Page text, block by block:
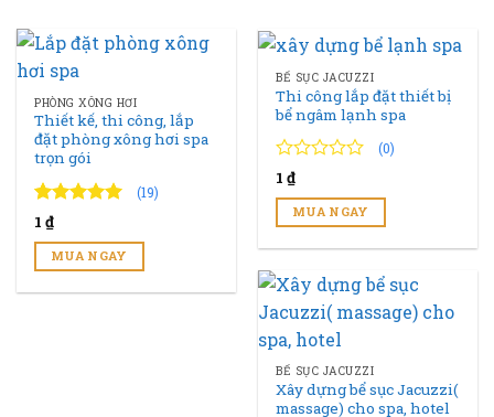
PHÒNG XÔNG HƠI
Thiết kế, thi công, lắp
đặt phòng xông hơi spa
trọn gói
4.89
19
đánh giá
(19)
1₫
MUA NGAY
BỂ SỤC JACUZZI
Thi công lắp đặt thiết bị
bể ngâm lạnh spa
0
trên
0
đánh
(0)
1₫
MUA NGAY
BỂ SỤC JACUZZI
Xây dựng bể sục Jacuzzi(
massage) cho spa, hotel